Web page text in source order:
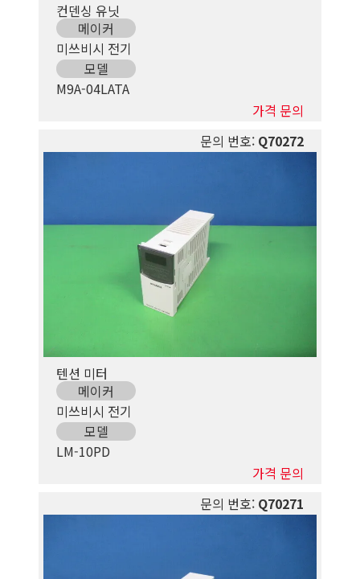
컨덴싱 유닛
메이커
미쓰비시 전기
모델
M9A-04LATA
가격 문의
문의 번호:Q70272
텐션 미터
메이커
미쓰비시 전기
모델
LM-10PD
가격 문의
문의 번호:Q70271